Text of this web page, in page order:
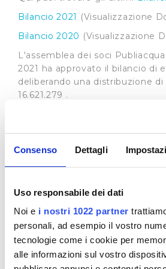
Consenso Dettagli
Uso responsabile dei dati
Noi e i nostri 1022 partner
personali, ad esempio il vostro
tecnologie come i cookie per
alle informazioni sul vostro
Bilancio 2021 (Visualizzazione
Bilancio 2020 (Visualizzazione
L'assemblea dei soci
2021 ha approvato il bilancio di
deliberando una distribuzione
16.621.279 .
Come deliberato la
all'ottenimento del
esecuzione alla distribuzione
Il mancato ottenimento di uno
sopra, comporterà una
nella misura proposta dal